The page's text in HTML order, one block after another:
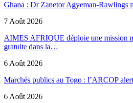
Ghana : Dr Zanetor Agyeman-Rawlings
7 Août 2026
AIMES AFRIQUE déploie une mission
gratuite dans la…
6 Août 2026
Marchés publics au Togo : l’ARCOP
6 Août 2026